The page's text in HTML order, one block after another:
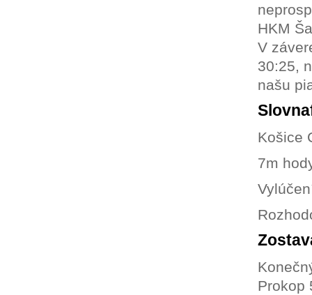
HKM
V
30:25,
našu
Košice
7m
Prokop